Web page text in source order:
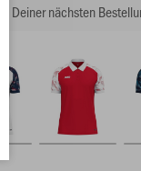
Deiner nächsten